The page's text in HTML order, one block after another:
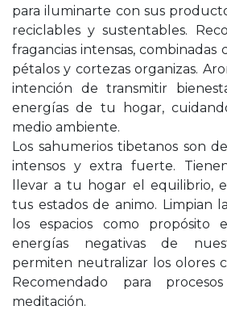
para iluminarte con sus
reciclables y sustentables.
fragancias intensas, combinadas
pétalos y cortezas organizas.
intención de transmitir
energías de tu hogar,
medio ambiente.
Los sahumerios tibetanos son
intensos y extra fuerte.
llevar a tu hogar el equilibrio,
tus estados de animo. Limpian
los espacios como propósito
energías negativas de
permiten neutralizar los olores
Recomendado para
meditación.